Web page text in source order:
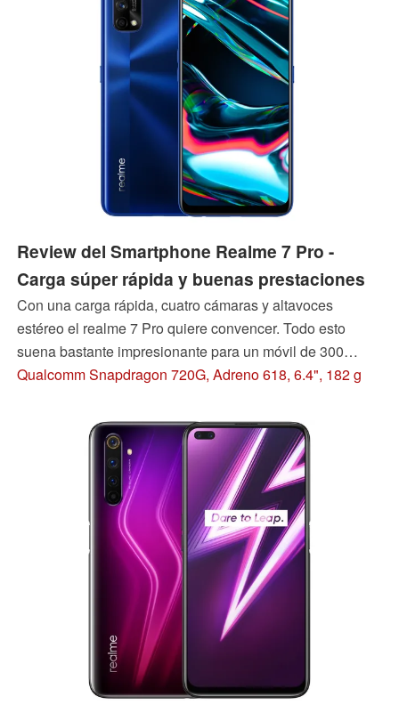
Review del Smartphone Realme 7 Pro -
Carga súper rápida y buenas prestaciones
Con una carga rápida, cuatro cámaras y altavoces
estéreo el realme 7 Pro quiere convencer. Todo esto
suena bastante impresionante para un móvil de 300
euros, pero ¿puede el realme 7 Pro convencer en la vida
Qualcomm Snapdragon 720G, Adreno 618, 6.4", 182 g